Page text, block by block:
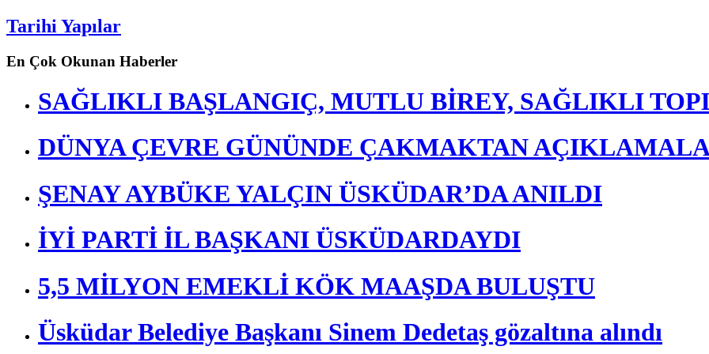
Tarihi Yapılar
En Çok Okunan Haberler
SAĞLIKLI BAŞLANGIÇ, MUTLU BİREY, SAĞLIKLI
DÜNYA ÇEVRE GÜNÜNDE ÇAKMAKTAN
ŞENAY AYBÜKE YALÇIN ÜSKÜDAR’DA ANILDI
İYİ PARTİ İL BAŞKANI ÜSKÜDARDAYDI
5,5 MİLYON EMEKLİ KÖK MAAŞDA BULUŞTU
Üsküdar Belediye Başkanı Sinem Dedetaş gözaltına alındı